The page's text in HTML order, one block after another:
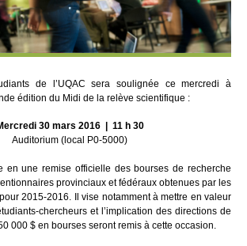
de l’UQAC sera soulignée ce mercredi à
édition du Midi de la relève scientifique :
30 mars 2016 | 11 h 30
Auditorium (local P0-5000)
en une remise officielle des bourses de recherche
provinciaux et fédéraux obtenues par les
2015-2016. Il vise notamment à mettre en valeur
chercheurs et l’implication des directions de
000 $ en bourses seront remis à cette occasion.